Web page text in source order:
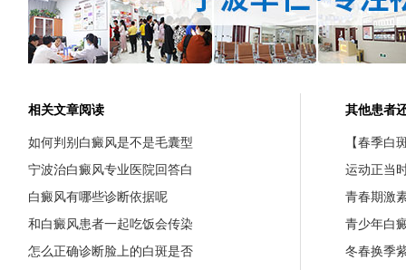
相关文章阅读
如何判别白癜风是不是毛囊型
宁波治白癜风专业医院回答白
白癜风有哪些诊断依据呢
和白癜风患者一起吃饭会传染
怎么正确诊断脸上的白斑是否
其他患者
【春季白
运动正当
青春期激
青少年白
冬春换季